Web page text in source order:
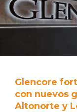
Glencore
con nuevos
Altonorte y